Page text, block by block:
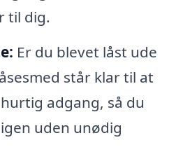
til dig.
Er du blevet låst ude
står klar til at
adgang, så du
uden unødig